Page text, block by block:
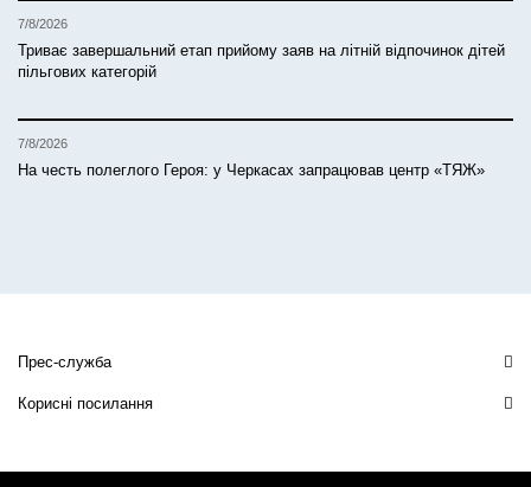
7/8/2026
Триває завершальний етап прийому заяв на літній відпочинок дітей
пільгових категорій
7/8/2026
На честь полеглого Героя: у Черкасах запрацював центр «ТЯЖ»
Прес-служба
Корисні посилання